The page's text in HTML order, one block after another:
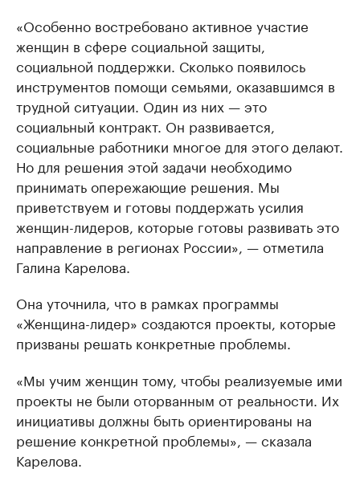
«Особенно востребовано активное участие
женщин в сфере социальной защиты,
социальной поддержки. Сколько появилось
инструментов помощи семьями, оказавшимся в
трудной ситуации. Один из них — это
социальный контракт. Он развивается,
социальные работники многое для этого делают.
Но для решения этой задачи необходимо
принимать опережающие решения. Мы
приветствуем и готовы поддержать усилия
женщин-лидеров, которые готовы развивать это
направление в регионах России», — отметила
Галина Карелова.
Она уточнила, что в рамках программы
«Женщина-лидер» создаются проекты, которые
призваны решать конкретные проблемы.
«Мы учим женщин тому, чтобы реализуемые ими
проекты не были оторванным от реальности. Их
инициативы должны быть ориентированы на
решение конкретной проблемы», — сказала
Карелова.